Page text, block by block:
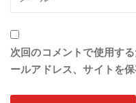
次回のコメントで使用す
ールアドレス、サイトを保